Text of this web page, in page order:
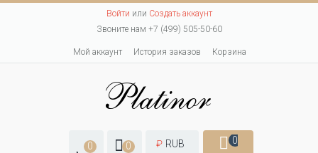
Войти или Создать аккаунт
Звоните нам +7 (499) 505-50-60
Мой аккаунт История заказов Корзина
0 0 ₽ RUB 0